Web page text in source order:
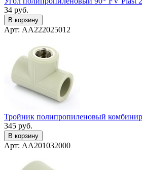
34 руб.
В корзину
Арт: AA222025012
Тройник полипропиленовый
345 руб.
В корзину
Арт: AA201032000